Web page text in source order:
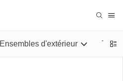
Ensembles d'extérieur